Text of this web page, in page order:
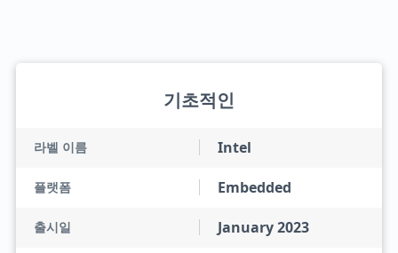
기초적인
라벨 이름 Intel
플랫폼 Embedded
출시일 January 2023